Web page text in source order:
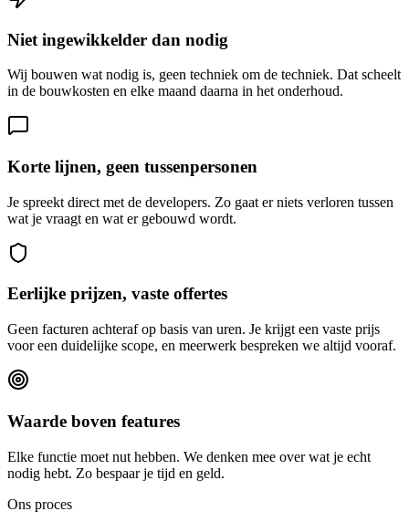
Niet ingewikkelder dan nodig
Wij bouwen wat nodig is, geen techniek om de techniek. Dat scheelt
in de bouwkosten en elke maand daarna in het onderhoud.
Korte lijnen, geen tussenpersonen
Je spreekt direct met de developers. Zo gaat er niets verloren tussen
wat je vraagt en wat er gebouwd wordt.
Eerlijke prijzen, vaste offertes
Geen facturen achteraf op basis van uren. Je krijgt een vaste prijs
voor een duidelijke scope, en meerwerk bespreken we altijd vooraf.
Waarde boven features
Elke functie moet nut hebben. We denken mee over wat je echt
nodig hebt. Zo bespaar je tijd en geld.
Ons proces